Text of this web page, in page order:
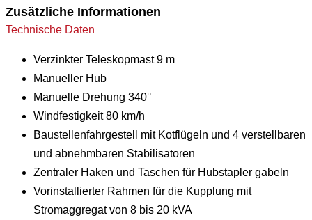
Zusätzliche Informationen
Technische Daten
Verzinkter Teleskopmast 9 m
Manueller Hub
Manuelle Drehung 340°
Windfestigkeit 80 km/h
Baustellenfahrgestell mit Kotflügeln und 4 verstellbaren
und abnehmbaren Stabilisatoren
Zentraler Haken und Taschen für Hubstapler gabeln
Vorinstallierter Rahmen für die Kupplung mit
Stromaggregat von 8 bis 20 kVA